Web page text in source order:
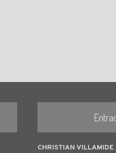
CHRISTIAN